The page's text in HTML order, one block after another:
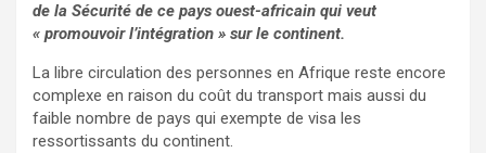
de la Sécurité de ce pays ouest-africain qui veut
« promouvoir l’intégration » sur le continent.
La libre circulation des personnes en Afrique reste encore
complexe en raison du coût du transport mais aussi du
faible nombre de pays qui exempte de visa les
ressortissants du continent.